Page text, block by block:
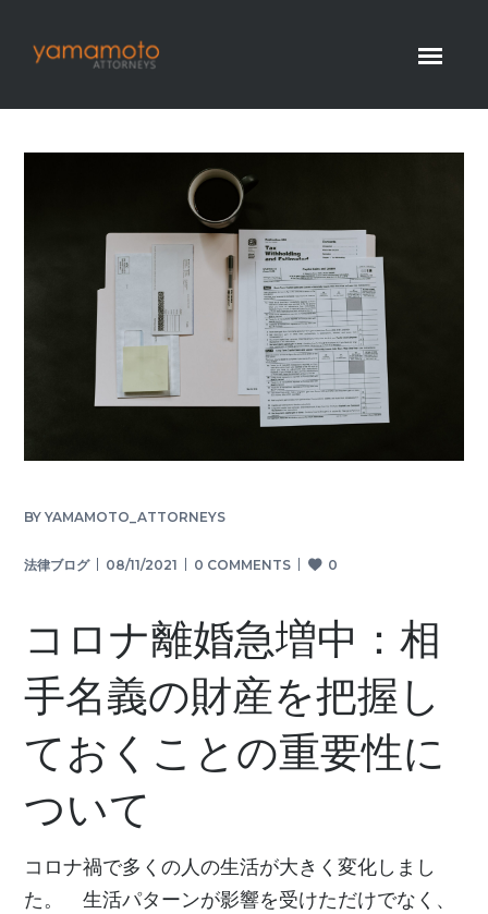
BYYAMAMOTO_ATTORNEYS
法律ブログ 08/11/2021 0 COMMENTS 0
コロナ離婚急増中：相
手名義の財産を把握し
ておくことの重要性に
ついて
コロナ禍で多くの人の生活が大きく変化しまし
た。 生活パターンが影響を受けただけでなく、